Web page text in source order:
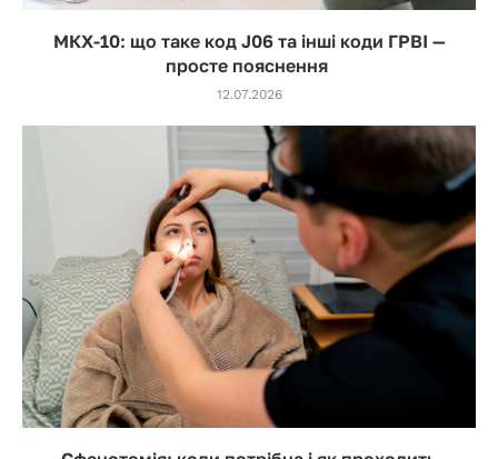
МКХ-10: що таке код J06 та інші коди ГРВІ —
просте пояснення
12.07.2026